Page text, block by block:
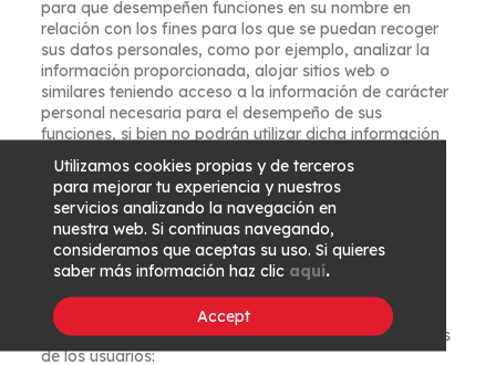
para que desempeñen funciones en su nombre en
relación con los fines para los que se puedan recoger
sus datos personales, como por ejemplo, analizar la
información proporcionada, alojar sitios web o
similares teniendo acceso a la información de carácter
personal necesaria para el desempeño de sus
funciones, si bien no podrán utilizar dicha información
para ningún otro fin regulando nuestras relaciones con
tales terceros de manera que se cumpla la normativa
aplicable en materia de protección de datos de
carácter personal.
Nuestro Web Site utiliza servidores publicitarios con el
fin de facilitar contenidos comerciales que el usuario
visualiza en nuestras páginas. Dichos servidores
publicitarios, utilizan cookies que le permiten adaptar
los contenidos publicitarios a los perfiles demográficos
de los usuarios:
Utilizamos cookies propias y de terceros
para mejorar tu experiencia y nuestros
servicios analizando la navegación en
nuestra web. Si continuas navegando,
consideramos que aceptas su uso. Si quieres
saber más información haz clic aquí.
Accept